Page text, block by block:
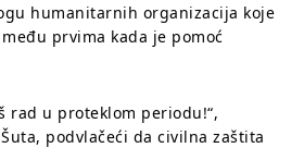
humanitarnih organizacija koje
prvima kada je pomoć
rad u proteklom periodu!“,
podvlačeći da civilna zaštita